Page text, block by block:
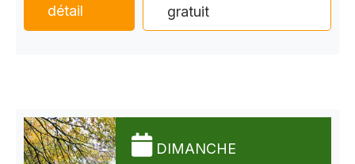
détail
gratuit
DIMANCHE